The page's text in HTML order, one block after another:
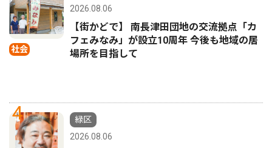
社会
2026.08.06
【街かどで】 南長津田団地の交流拠点「カ
フェみなみ」が設立10周年 今後も地域の居
場所を目指して
4
緑区
2026.08.06